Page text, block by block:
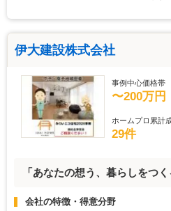
伊大建設株式会社
事例中心価格帯
〜200万円
ホームプロ累計
29件
「あなたの想う、暮らしをつく
会社の特徴・得意分野